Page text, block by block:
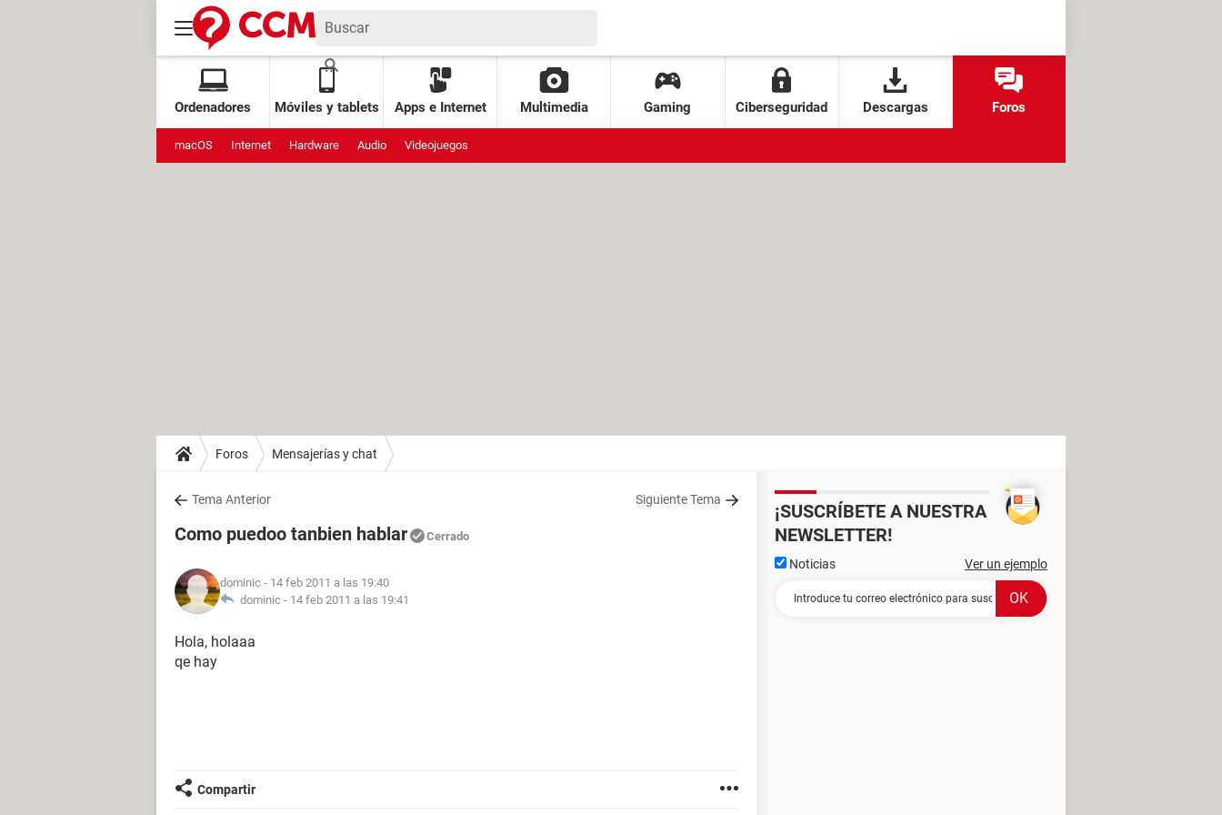
Ordenadores Móviles y tablets Apps e Internet Multimedia Gaming Ciberseguridad Descargas Foros
macOS Internet Hardware Audio Videojuegos
Foros Mensajerías y chat
Tema Anterior Siguiente Tema
Como puedoo tanbien hablar Cerrado
dominic - 14 feb 2011 a las 19:40
dominic - 14 feb 2011 a las 19:41
Hola, holaaa
qe hay
Compartir
¡SUSCRÍBETE A NUESTRA
NEWSLETTER!
Noticias Ver un ejemplo